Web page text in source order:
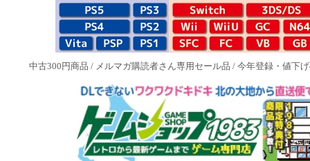
中古300円商品 / メルマガ購読者さん専用セール品 / 今年登録・値下